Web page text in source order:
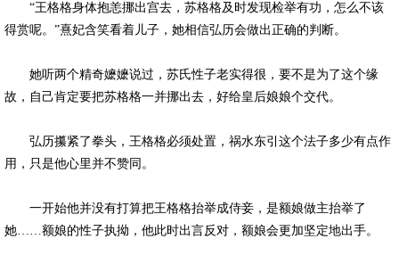
“王格格身体抱恙挪出宫去，苏格格及时发现检举有功，怎么不该
得赏呢。”熹妃含笑看着儿子，她相信弘历会做出正确的判断。
她听两个精奇嬷嬷说过，苏氏性子老实得很，要不是为了这个缘
故，自己肯定要把苏格格一并挪出去，好给皇后娘娘个交代。
弘历攥紧了拳头，王格格必须处置，祸水东引这个法子多少有点作
用，只是他心里并不赞同。
一开始他并没有打算把王格格抬举成侍妾，是额娘做主抬举了
她……额娘的性子执拗，他此时出言反对，额娘会更加坚定地出手。